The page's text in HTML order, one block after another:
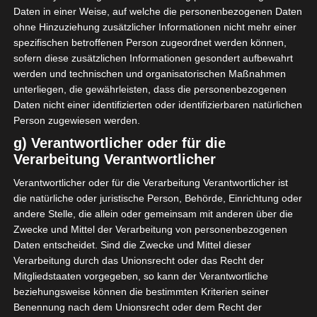
Union Sportive de Ben
Guerdane (USBG)
0 1
Espérance Sportive de
Tunis (EST)
Stade du 7-Mars - Ben Guerdane
14 Mai 2026-16:00
Club Sportif Sfaxien
(CSS)
3 1
Étoile Sportive du Sahel
14 Mai 2026-16:00
Étoile Sportive de Jeunesse Sportive
Stade Municipal de Métlaoui
14 Mai 2026 -16:00
Club Africain Tunis (CA)
1 1
Olympique de Béjà (OB)
Stade Hammadi Agrebi (Stadion des 14 Januar)
14 Mai 2026- 16:00
3 0
Daten in einer Weise, auf welche die personenbezogenen Daten
ohne Hinzuziehung zusätzlicher Informationen nicht mehr einer
spezifischen betroffenen Person zugeordnet werden können,
sofern diese zusätzlichen Informationen gesondert aufbewahrt
werden und technischen und organisatorischen Maßnahmen
unterliegen, die gewährleisten, dass die personenbezogenen
Daten nicht einer identifizierten oder identifizierbaren natürlichen
Person zugewiesen werden.
g) Verantwortlicher oder für die
Verarbeitung Verantwortlicher
Verantwortlicher oder für die Verarbeitung Verantwortlicher ist
die natürliche oder juristische Person, Behörde, Einrichtung oder
andere Stelle, die allein oder gemeinsam mit anderen über die
Zwecke und Mittel der Verarbeitung von personenbezogenen
Daten entscheidet. Sind die Zwecke und Mittel dieser
Verarbeitung durch das Unionsrecht oder das Recht der
Mitgliedstaaten vorgegeben, so kann der Verantwortliche
beziehungsweise können die bestimmten Kriterien seiner
Benennung nach dem Unionsrecht oder dem Recht der